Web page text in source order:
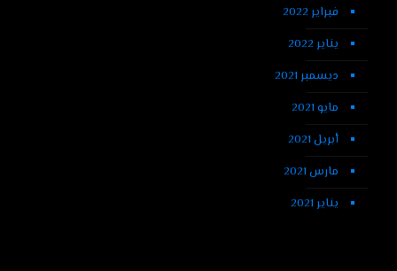
فبراير 2022
يناير 2022
ديسمبر 2021
مايو 2021
أبريل 2021
مارس 2021
يناير 2021